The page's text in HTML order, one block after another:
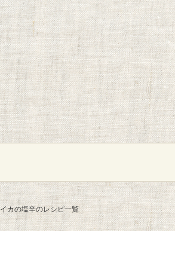
イカの塩辛のレシピ一覧